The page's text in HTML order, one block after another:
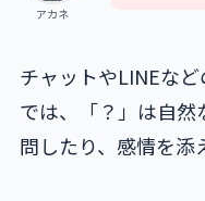
アカネ
チャットやLINEな
では、「？」は自然
問したり、感情を添